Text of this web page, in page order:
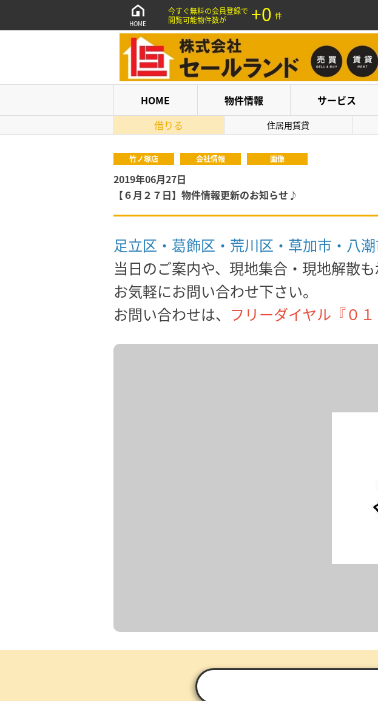
HOME
今すぐ無料の会員登録で
閲覧可能物件数が
+0 件
HOME 物件情報 サービス
借りる
住居用賃貸
竹ノ塚店 会社情報 画像
2019年06月27日
【６月２７日】物件情報更新のお知らせ♪
足立区・葛飾区・荒川区・草加市・八
当日のご案内や、現地集合・現地解散も
お気軽にお問い合わせ下さい。
お問い合わせは、 フリーダイヤル『０